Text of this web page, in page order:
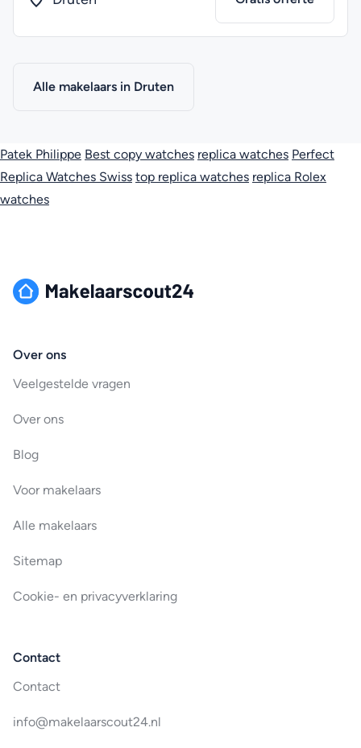
Alle makelaars in Druten
Patek Philippe Best copy watches replica watches Perfect
Replica Watches Swiss top replica watches replica Rolex
watches
Over ons
Veelgestelde vragen
Over ons
Blog
Voor makelaars
Alle makelaars
Sitemap
Cookie- en privacyverklaring
Contact
Contact
info@makelaarscout24.nl